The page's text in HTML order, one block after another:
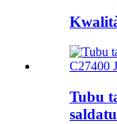
Tubu